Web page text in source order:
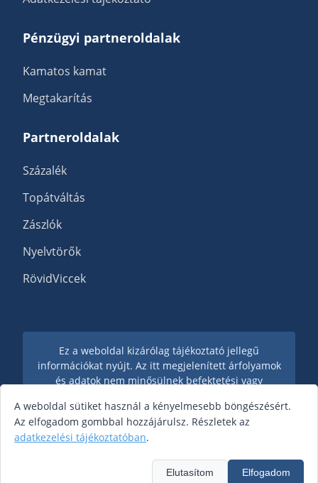
Pénzügyi partneroldalak
Kamatos kamat
Megtakarítás
Partneroldalak
Százalék
Topátváltás
Zászlók
Nyelvtörők
RövidViccek
Ez a weboldal kizárólag tájékoztató jellegű
információkat nyújt. Az itt megjelenített árfolyamok
és adatok nem minősülnek befektetési vagy
döntések előtt, konzultálj pénzügyi szakemberrel.
© 2026 Valutaváltó - Minden jog fenntartva.
A weboldal sütiket használ a kényelmesebb böngészésért.
Az elfogadom gombbal hozzájárulsz. Részletek az
adatkezelési tájékoztatóban.
Elutasítom Elfogadom